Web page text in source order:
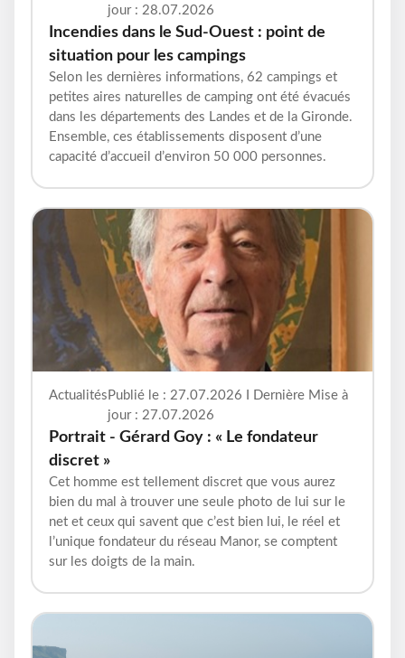
jour : 28.07.2026
Incendies dans le Sud-Ouest : point de
situation pour les campings
Selon les dernières informations, 62 campings et
petites aires naturelles de camping ont été évacués
dans les départements des Landes et de la Gironde.
Ensemble, ces établissements disposent d’une
capacité d’accueil d’environ 50 000 personnes.
Actualités Publié le : 27.07.2026 I Dernière Mise à
jour : 27.07.2026
Portrait - Gérard Goy : « Le fondateur
discret »
Cet homme est tellement discret que vous aurez
bien du mal à trouver une seule photo de lui sur le
net et ceux qui savent que c’est bien lui, le réel et
l’unique fondateur du réseau Manor, se comptent
sur les doigts de la main.